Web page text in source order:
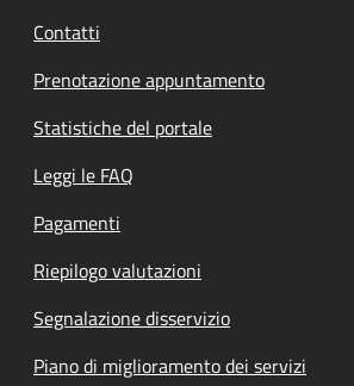
Contatti
Prenotazione appuntamento
Statistiche del portale
Leggi le FAQ
Pagamenti
Riepilogo valutazioni
Segnalazione disservizio
Piano di miglioramento dei servizi